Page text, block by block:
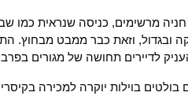
מרשימים, כניסה שנראית כמו
ובגדול, וזאת כבר ממבט מבחוץ.
לדיירים תחושה של מגורים
בוילות יוקרה למכירה